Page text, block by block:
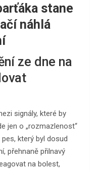
stane
náhlá
ze dne na
signály, které by
jen o „rozmazlenost“
který byl dosud
přehnaně přilnavý
na bolest,